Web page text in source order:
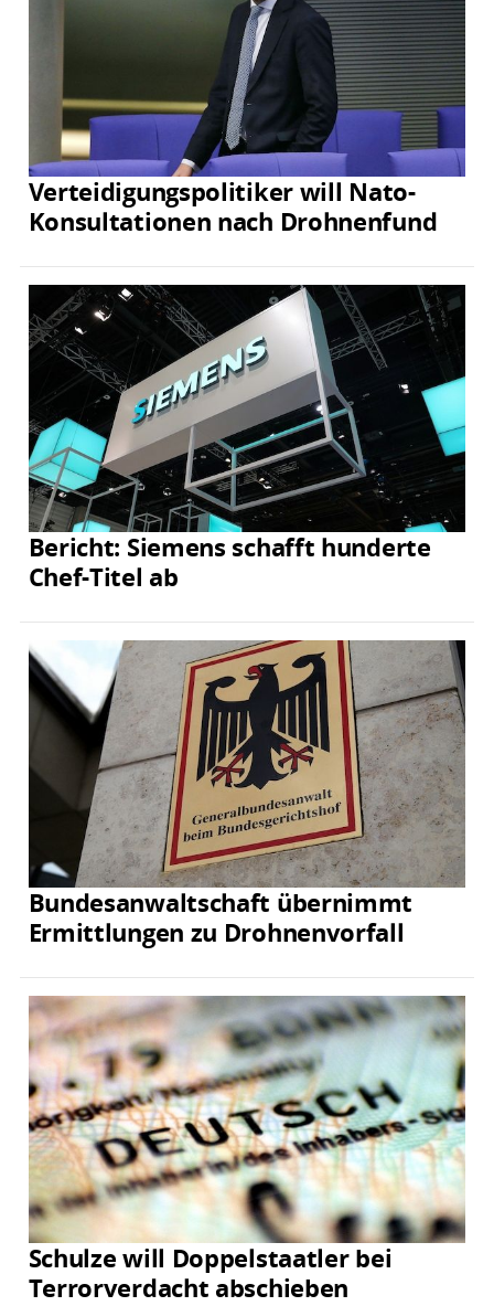
Verteidigungspolitiker will Nato-
Konsultationen nach Drohnenfund
Bericht: Siemens schafft hunderte
Chef-Titel ab
Bundesanwaltschaft übernimmt
Ermittlungen zu Drohnenvorfall
Schulze will Doppelstaatler bei
Terrorverdacht abschieben